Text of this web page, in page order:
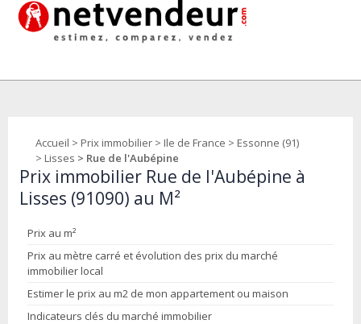
Accueil > Prix immobilier > Ile de France > Essonne (91)
> Lisses > Rue de l'Aubépine
Prix immobilier Rue de l'Aubépine à
Lisses (91090) au M²
Prix au m²
Prix au mètre carré et évolution des prix du marché
immobilier local
Estimer le prix au m2 de mon appartement ou maison
Indicateurs clés du marché immobilier